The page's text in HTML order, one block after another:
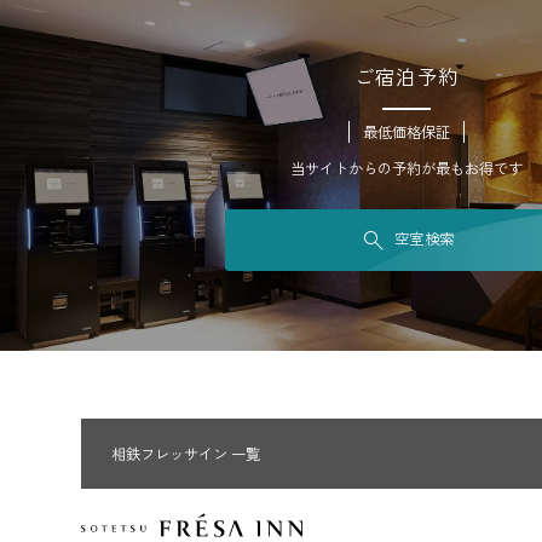
ご宿泊予約
最低価格保証
当サイトからの予約が最もお得です
空室検索
相鉄フレッサイン 一覧